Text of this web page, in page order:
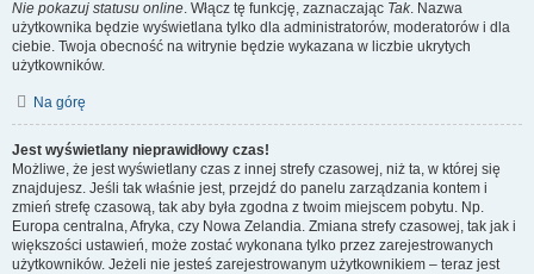
Nie pokazuj statusu online. Włącz tę funkcję, zaznaczając Tak. Nazwa
użytkownika będzie wyświetlana tylko dla administratorów, moderatorów i dla
ciebie. Twoja obecność na witrynie będzie wykazana w liczbie ukrytych
użytkowników.
Na górę
Jest wyświetlany nieprawidłowy czas!
Możliwe, że jest wyświetlany czas z innej strefy czasowej, niż ta, w której się
znajdujesz. Jeśli tak właśnie jest, przejdź do panelu zarządzania kontem i
zmień strefę czasową, tak aby była zgodna z twoim miejscem pobytu. Np.
Europa centralna, Afryka, czy Nowa Zelandia. Zmiana strefy czasowej, tak jak i
większości ustawień, może zostać wykonana tylko przez zarejestrowanych
użytkowników. Jeżeli nie jesteś zarejestrowanym użytkownikiem – teraz jest